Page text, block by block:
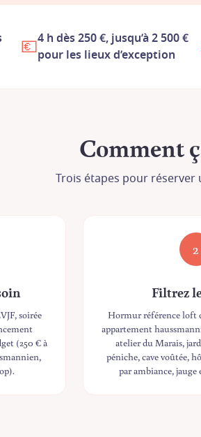
💶4 h dès 250 €, jusqu’à 2 500 €
pour les lieux d’exception
Comment
Trois étapes pour réserver
soirée
(250 € à
2
Filtrez
Hormur référence loft
appartement
atelier du Marais,
péniche, cave voûtée,
par ambiance,